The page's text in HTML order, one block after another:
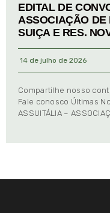
EDITAL DE
ASSOCIAÇÃO DE
SUIÇA E RES.
14 de julho de 2026
Compartilhe nosso
Fale conosco Últimas
ASSUITÁLIA –